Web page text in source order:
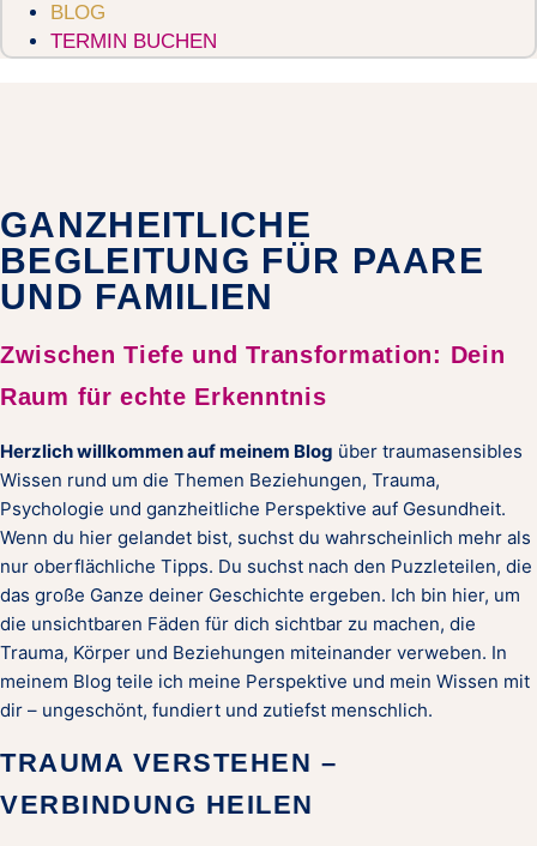
BLOG
TERMIN BUCHEN
GANZHEITLICHE
BEGLEITUNG FÜR PAARE
UND FAMILIEN
Zwischen Tiefe und Transformation: Dein
Raum für echte Erkenntnis
Herzlich willkommen auf meinem Blog über traumasensibles
Wissen rund um die Themen Beziehungen, Trauma,
Psychologie und ganzheitliche Perspektive auf Gesundheit.
Wenn du hier gelandet bist, suchst du wahrscheinlich mehr als
nur oberflächliche Tipps. Du suchst nach den Puzzleteilen, die
das große Ganze deiner Geschichte ergeben. Ich bin hier, um
die unsichtbaren Fäden für dich sichtbar zu machen, die
Trauma, Körper und Beziehungen miteinander verweben. In
meinem Blog teile ich meine Perspektive und mein Wissen mit
dir – ungeschönt, fundiert und zutiefst menschlich.
TRAUMA VERSTEHEN –
VERBINDUNG HEILEN